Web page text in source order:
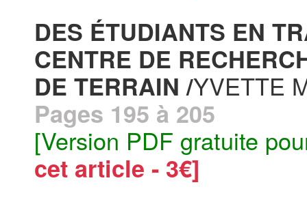
DES ÉTUDIANTS EN
CENTRE DE
DE TERRAIN /YVETTE
Pages 195 à 205
[Version PDF gratuite
cet article - 3€]